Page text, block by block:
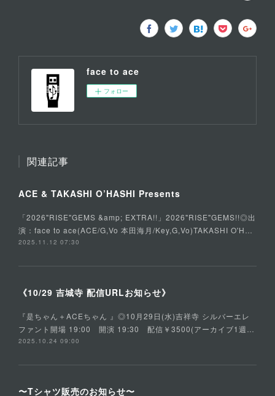
face to ace
フォロー
関連記事
ACE & TAKASHI O’HASHI Presents
「2026"RISE"GEMS &amp; EXTRA!!」2026"RISE"GEMS!!◎出
演：face to ace(ACE/G,Vo 本田海月/Key,G,Vo)TAKASHI O'H…
2025.11.12 07:30
《10/29 吉城寺 配信URLお知らせ》
『是ちゃん＋ACEちゃん 』◎10月29日(水)吉祥寺 シルバーエレ
ファント開場 19:00 開演 19:30 配信￥3500(アーカイブ1週…
2025.10.24 09:00
〜Tシャツ販売のお知らせ〜